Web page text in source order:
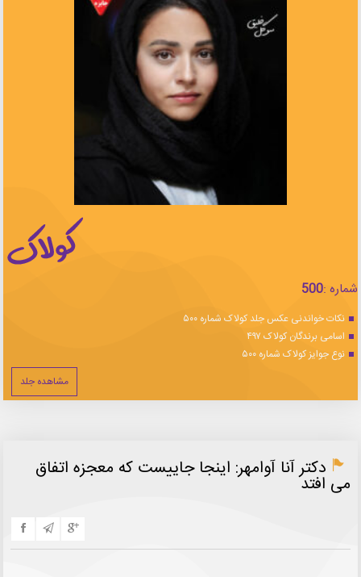
شماره :500
نکات خواندنی عکس جلد کولاک شماره ۵۰۰
اسامی برندگان کولاک ۴۹۷
نوع جوایز کولاک شماره ۵۰۰
مشاهده جلد
دکتر آنا آوامهر: اینجا جاییست که معجزه اتفاق
می افتد